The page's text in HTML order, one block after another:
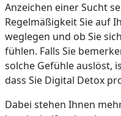
Anzeichen einer Sucht
Regelmäßigkeit Sie auf
weglegen und ob Sie
fühlen. Falls Sie
solche Gefühle auslöst,
dass Sie Digital Detox
Dabei stehen Ihnen